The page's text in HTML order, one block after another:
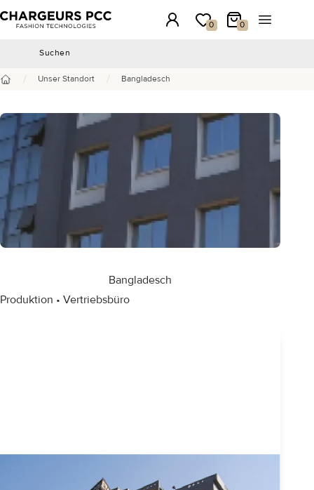
Chargeurs PCC Anmeldung
0
Meine Wunschliste
0
Mein Warenkorb
Menü
Suchen
/ Unser Standort / Bangladesch
Bangladesch
Produktion • Vertriebsbüro